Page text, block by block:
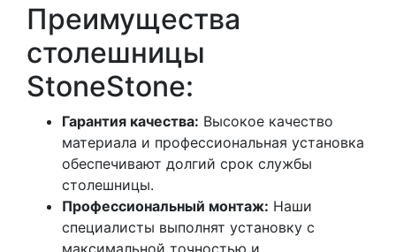
Преимущества
столешницы
StoneStone:
Гарантия качества: Высокое качество
материала и профессиональная установка
обеспечивают долгий срок службы
столешницы.
Профессиональный монтаж: Наши
специалисты выполнят установку с
максимальной точностью и